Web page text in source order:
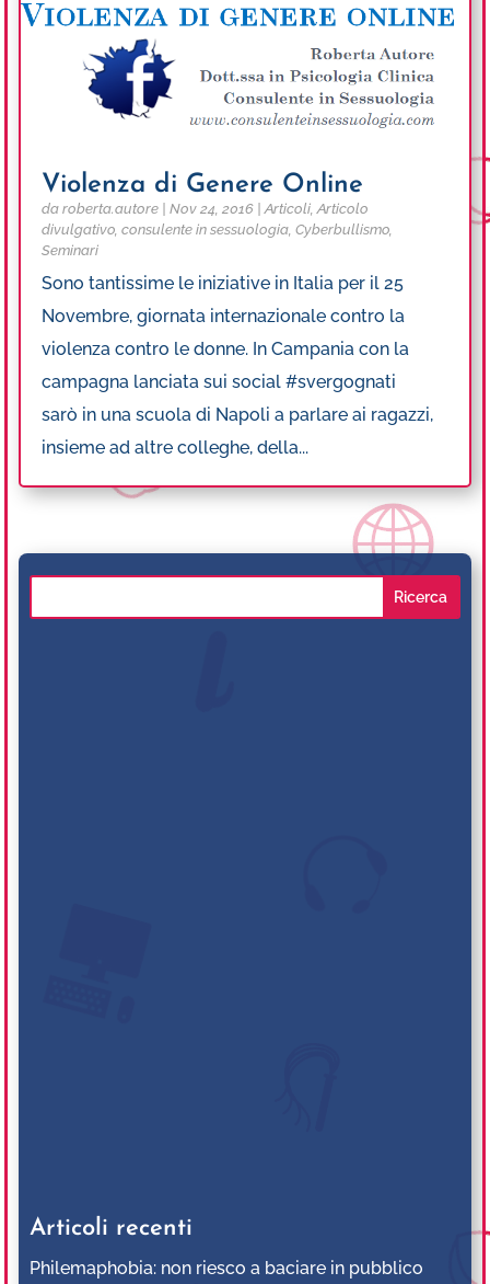
Violenza di Genere Online
daroberta.autore |Nov 24, 2016 |Articoli,Articolo
divulgativo,consulente in sessuologia,Cyberbullismo,
Seminari
Sono tantissime le iniziative in Italia per il 25
Novembre, giornata internazionale contro la
violenza contro le donne. In Campania con la
campagna lanciata sui social #svergognati
sarò in una scuola di Napoli a parlare ai ragazzi,
insieme ad altre colleghe, della...
Articoli recenti
Philemaphobia: non riesco a baciare in pubblico